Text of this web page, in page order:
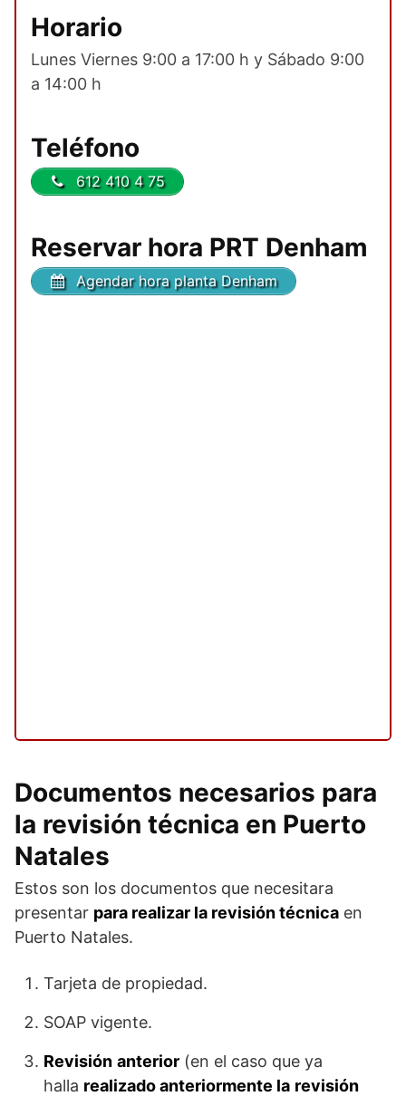
Horario
Lunes Viernes 9:00 a 17:00 h y Sábado 9:00
a 14:00 h
Teléfono
612 410 4 75
Reservar hora PRT Denham
Agendar hora planta Denham
Documentos necesarios para
la revisión técnica en Puerto
Natales
Estos son los documentos que necesitara
presentar para realizar la revisión técnica en
Puerto Natales.
Tarjeta de propiedad.
SOAP vigente.
Revisión anterior (en el caso que ya
halla realizado anteriormente la revisión